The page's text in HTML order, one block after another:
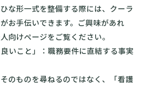
な形一式を整備する際には、クーラ
お手伝いできます。ご興味があれ
向けページをご覧ください。
いこと」：職務要件に直結する事実
のものを尋ねるのではなく、「看護